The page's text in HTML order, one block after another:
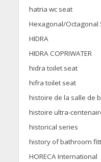
hatria wc seat
Hexagonal/Octagonal
HIDRA
HIDRA COPRIWATER
hidra toilet seat
hifra toilet seat
histoire de la salle de
histoire ultra-
historical series
history of bathroom
HORECA International